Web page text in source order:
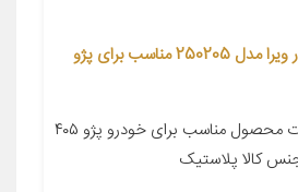
پروانه فن نگین موتور ویرا مدل 250205 مناسب برای پژو
معرفی محصول جزئیات محصول مناسب برای خودرو پژو ۴۰۵